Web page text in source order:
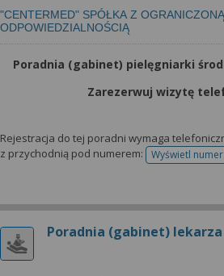
"CENTERMED" SPÓŁKA Z OGRANICZONĄ
ODPOWIEDZIALNOŚCIĄ
Poradnia (gabinet) pielęgniarki
Zarezerwuj wizytę
Rejestracja do tej poradni wymaga
z przychodnią pod numerem:
Wyświetl numer
Poradnia (gabinet) lekarza